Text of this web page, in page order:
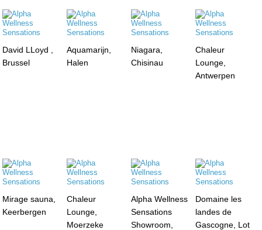
David LLoyd ,
Brussel
Aquamarijn,
Halen
Niagara,
Chisinau
Chaleur
Lounge,
Antwerpen
Mirage sauna,
Keerbergen
Chaleur
Lounge,
Moerzeke
Alpha Wellness
Sensations
Showroom,
Domaine les
landes de
Gascogne, Lot